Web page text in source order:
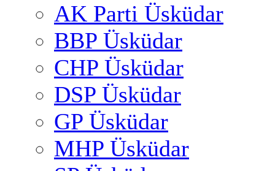
AK Parti Üsküdar
BBP Üsküdar
CHP Üsküdar
DSP Üsküdar
GP Üsküdar
MHP Üsküdar